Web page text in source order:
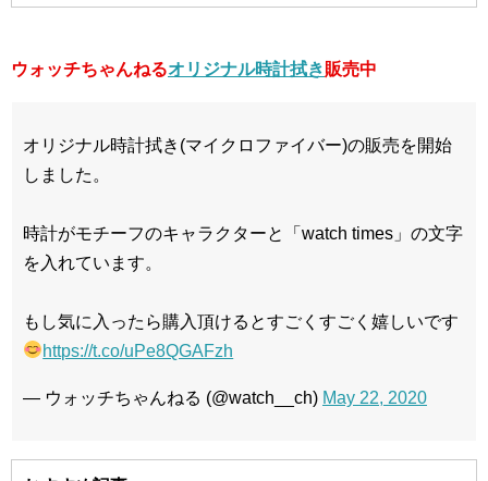
ウォッチちゃんねるオリジナル時計拭き販売中
オリジナル時計拭き(マイクロファイバー)の販売を開始
しました。
時計がモチーフのキャラクターと「watch times」の文字
を入れています。
もし気に入ったら購入頂けるとすごくすごく嬉しいです
https://t.co/uPe8QGAFzh
— ウォッチちゃんねる (@watch__ch) May 22, 2020